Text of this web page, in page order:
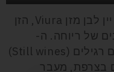
יין לבן מזן Viura, הזן
של ריוחה. ה-
Viura משמש להפקת יינות לבנים רגילים (Still wines)
בצרפת, מעבר